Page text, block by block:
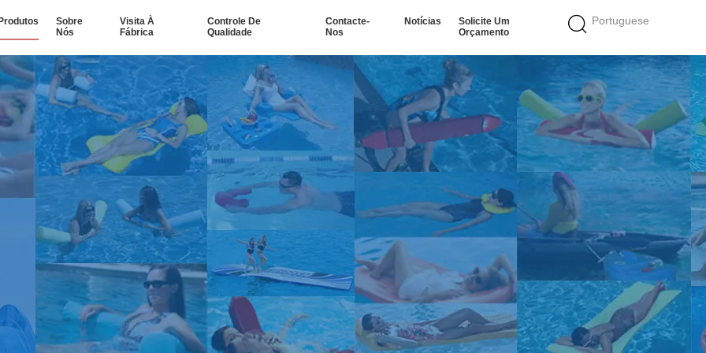
Portuguese
Sobre
Nós
Visita À
Fábrica
Controle De
Qualidade
Contacte-
Nos
Notícias
Solicite Um
Orçamento